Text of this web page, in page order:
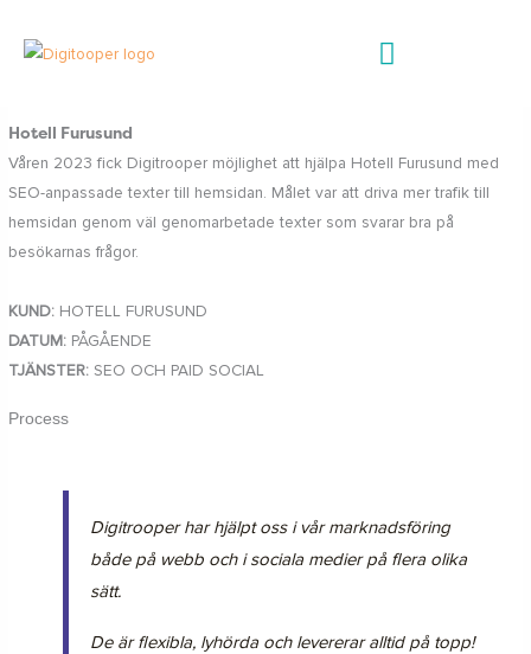
Hotell Furusund
Våren 2023 fick Digitrooper möjlighet att hjälpa Hotell Furusund med
SEO-anpassade texter till hemsidan. Målet var att driva mer trafik till
hemsidan genom väl genomarbetade texter som svarar bra på
besökarnas frågor.
KUND: HOTELL FURUSUND
DATUM: PÅGÅENDE
TJÄNSTER: SEO OCH PAID SOCIAL
Process
Digitrooper har hjälpt oss i vår marknadsföring
både på webb och i sociala medier på flera olika
sätt.
De är flexibla, lyhörda och levererar alltid på topp!